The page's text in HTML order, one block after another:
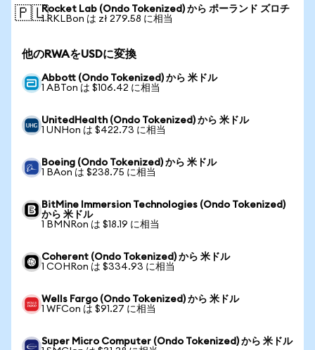
🇵🇱Rocket Lab (Ondo Tokenized) から ポーランド ズロチ
1 RKLBon は zł 279.58 に相当
他のRWAをUSDに変換
Abbott (Ondo Tokenized) から 米ドル
1 ABTon は $106.42 に相当
UnitedHealth (Ondo Tokenized) から 米ドル
1 UNHon は $422.73 に相当
Boeing (Ondo Tokenized) から 米ドル
1 BAon は $238.75 に相当
BitMine Immersion Technologies (Ondo Tokenized)
から 米ドル
1 BMNRon は $18.19 に相当
Coherent (Ondo Tokenized) から 米ドル
1 COHRon は $334.93 に相当
Wells Fargo (Ondo Tokenized) から 米ドル
1 WFCon は $91.27 に相当
Super Micro Computer (Ondo Tokenized) から 米ドル